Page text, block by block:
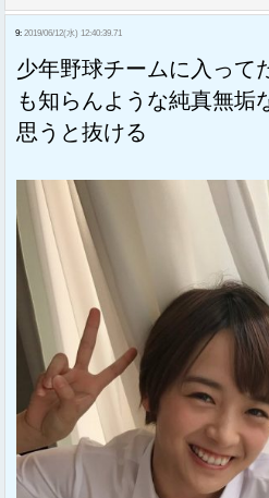
9: 2019/06/12(水) 12:40:39.71
少年野球チームに入って
も知らんような純真無垢
思うと抜ける